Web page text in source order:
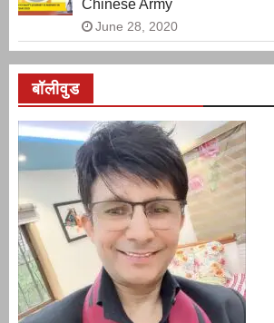
Chinese Army
June 28, 2020
बॉलीवुड